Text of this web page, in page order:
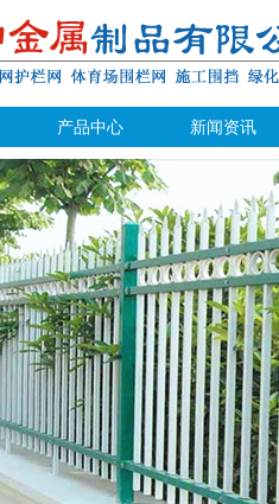
产品中心 新闻资讯